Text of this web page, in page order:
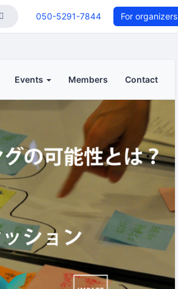
050-5291-7844 For organizers
Events Members Contact